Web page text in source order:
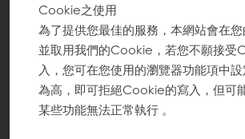
Cookie之使用
為了提供您最佳的服務，本網站會在
並取用我們的Cookie，若您不願接受
入，您可在您使用的瀏覽器功能項中
為高，即可拒絕Cookie的寫入，但可
某些功能無法正常執行 。